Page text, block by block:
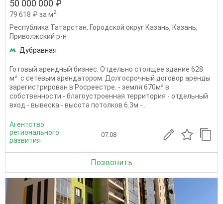
50 000 000 ₽
79 618 ₽ за м2
Республика Татарстан, Городской округ Казань, Казань,
Приволжский р-н
Дубравная
Готовый арендный бизнес. Отдельно стоящее здание 628
м² с сетевым арендатором. Долгосрочный договор аренды
зарегистрирован в Росреестре. - земля 670м² в
собственности - благоустроенная территория - отдельный
вход - вывеска - высота потолков 6.3м -...
Агентство
регионального
развития
07.08
Позвонить